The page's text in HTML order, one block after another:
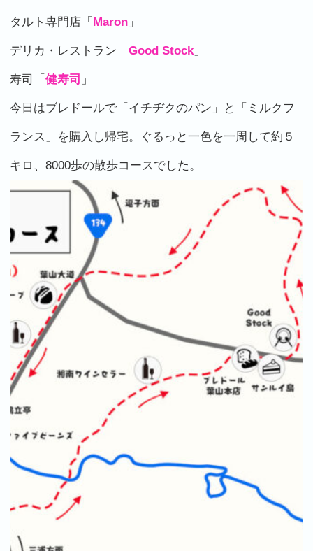
タルト専門店「 Maron」
デリカ・レストラン「 Good Stock」
寿司「 健寿司 」
今日はブレドールで「イチヂクのパン」と「ミルクフ
ランス」を購入し帰宅。ぐるっと一色を一周して約５
キロ、8000歩の散歩コースでした。